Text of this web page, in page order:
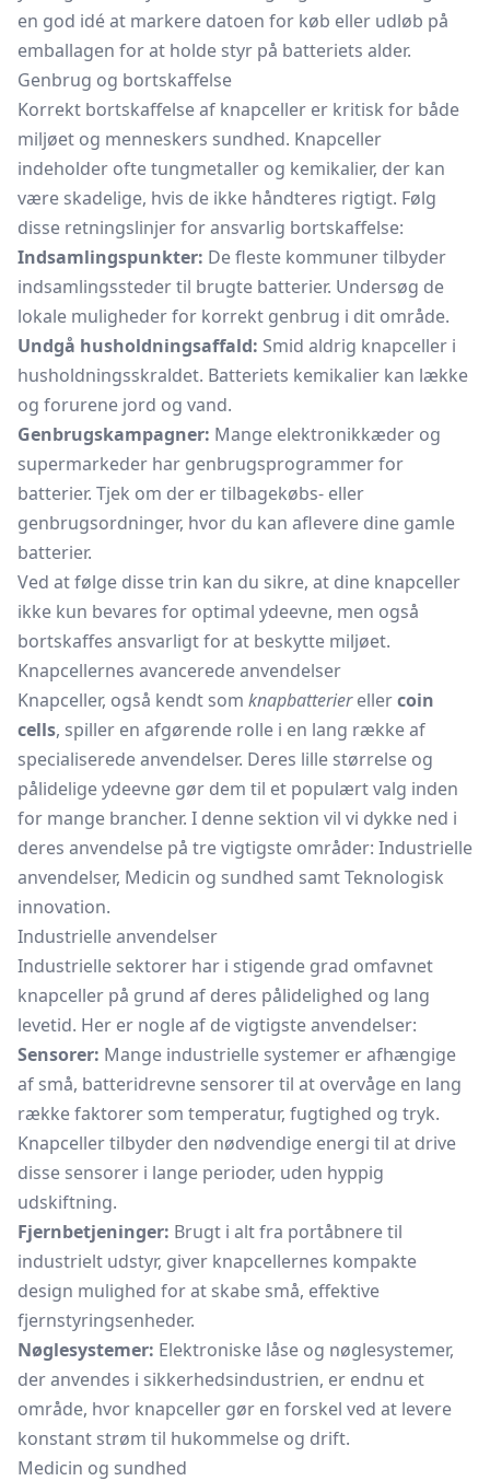
en god idé at markere datoen for køb eller udløb på
emballagen for at holde styr på batteriets alder.
Genbrug og bortskaffelse
Korrekt bortskaffelse af knapceller er kritisk for både
miljøet og menneskers sundhed. Knapceller
indeholder ofte tungmetaller og kemikalier, der kan
være skadelige, hvis de ikke håndteres rigtigt. Følg
disse retningslinjer for ansvarlig bortskaffelse:
Indsamlingspunkter: De fleste kommuner tilbyder
indsamlingssteder til brugte batterier. Undersøg de
lokale muligheder for korrekt genbrug i dit område.
Undgå husholdningsaffald: Smid aldrig knapceller i
husholdningsskraldet. Batteriets kemikalier kan lække
og forurene jord og vand.
Genbrugskampagner: Mange elektronikkæder og
supermarkeder har genbrugsprogrammer for
batterier. Tjek om der er tilbagekøbs- eller
genbrugsordninger, hvor du kan aflevere dine gamle
batterier.
Ved at følge disse trin kan du sikre, at dine knapceller
ikke kun bevares for optimal ydeevne, men også
bortskaffes ansvarligt for at beskytte miljøet.
Knapcellernes avancerede anvendelser
Knapceller, også kendt som knapbatterierellercoin
cells, spiller en afgørende rolle i en lang række af
specialiserede anvendelser. Deres lille størrelse og
pålidelige ydeevne gør dem til et populært valg inden
for mange brancher. I denne sektion vil vi dykke ned i
deres anvendelse på tre vigtigste områder: Industrielle
anvendelser, Medicin og sundhed samt Teknologisk
innovation.
Industrielle anvendelser
Industrielle sektorer har i stigende grad omfavnet
knapceller på grund af deres pålidelighed og lang
levetid. Her er nogle af de vigtigste anvendelser:
Sensorer: Mange industrielle systemer er afhængige
af små, batteridrevne sensorer til at overvåge en lang
række faktorer som temperatur, fugtighed og tryk.
Knapceller tilbyder den nødvendige energi til at drive
disse sensorer i lange perioder, uden hyppig
udskiftning.
Fjernbetjeninger: Brugt i alt fra portåbnere til
industrielt udstyr, giver knapcellernes kompakte
design mulighed for at skabe små, effektive
fjernstyringsenheder.
Nøglesystemer: Elektroniske låse og nøglesystemer,
der anvendes i sikkerhedsindustrien, er endnu et
område, hvor knapceller gør en forskel ved at levere
konstant strøm til hukommelse og drift.
Medicin og sundhed